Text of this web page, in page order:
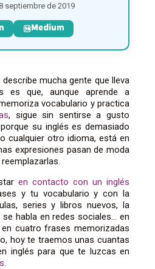
septiembre de 2019
Medium
mucha gente que lleva
es que, aunque aprende a
vocabulario y practica
, sigue sin sentirse a gusto
su inglés es demasiado
cualquier otro idioma, está en
expresiones pasan de moda
en contacto con un inglés
y tu vocabulario y con la
series y libros nuevos, la
habla en redes sociales… en
cuatro frases memorizadas
hoy te traemos unas cuantas
inglés para que te luzcas en